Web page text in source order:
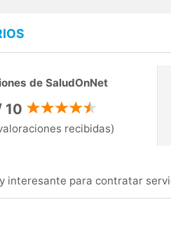
de SaludOnNet
10
recibidas)
interesante para contratar